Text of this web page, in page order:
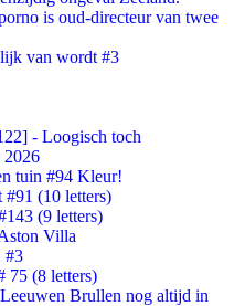
is oud-directeur van twee
van wordt #3
- Loogisch toch
2026
tuin #94 Kleur!
#91 (10 letters)
(9 letters)
Villa
#3
75 (8 letters)
Brullen nog altijd in